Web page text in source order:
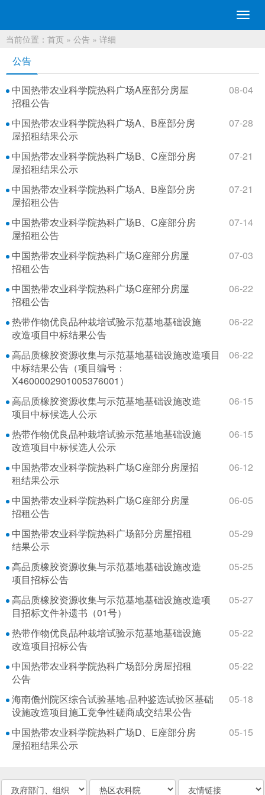
切
换
当前位置： 首页 » 公告 » 详细
公告
中国热带农业科学院热科广场A座部分房屋
招租公告
08-04
中国热带农业科学院热科广场A、B座部分房
屋招租结果公示
07-28
中国热带农业科学院热科广场B、C座部分房
屋招租结果公示
07-21
中国热带农业科学院热科广场A、B座部分房
屋招租公告
07-21
中国热带农业科学院热科广场B、C座部分房
屋招租公告
07-14
中国热带农业科学院热科广场C座部分房屋
招租公告
07-03
中国热带农业科学院热科广场C座部分房屋
招租公告
06-22
热带作物优良品种栽培试验示范基地基础设施
改造项目中标结果公告
06-22
高品质橡胶资源收集与示范基地基础设施改造项目
中标结果公告（项目编号：
X4600002901005376001）
06-22
高品质橡胶资源收集与示范基地基础设施改造
项目中标候选人公示
06-15
热带作物优良品种栽培试验示范基地基础设施
改造项目中标候选人公示
06-15
中国热带农业科学院热科广场C座部分房屋招
租结果公示
06-12
中国热带农业科学院热科广场C座部分房屋
招租公告
06-05
中国热带农业科学院热科广场部分房屋招租
结果公示
05-29
高品质橡胶资源收集与示范基地基础设施改造
项目招标公告
05-25
高品质橡胶资源收集与示范基地基础设施改造项
目招标文件补遗书（01号）
05-27
热带作物优良品种栽培试验示范基地基础设施
改造项目招标公告
05-22
中国热带农业科学院热科广场部分房屋招租
公告
05-22
海南儋州院区综合试验基地-品种鉴选试验区基础
设施改造项目施工竞争性磋商成交结果公告
05-18
中国热带农业科学院热科广场D、E座部分房
屋招租结果公示
05-15